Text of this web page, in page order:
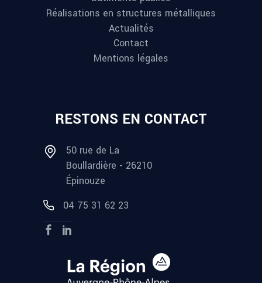
Réalisations en structures métalliques
Actualités
Contact
Mentions légales
RESTONS EN CONTACT
50 rue de La
Boullardière - 26210
Épinouze
04 75 31 62 23